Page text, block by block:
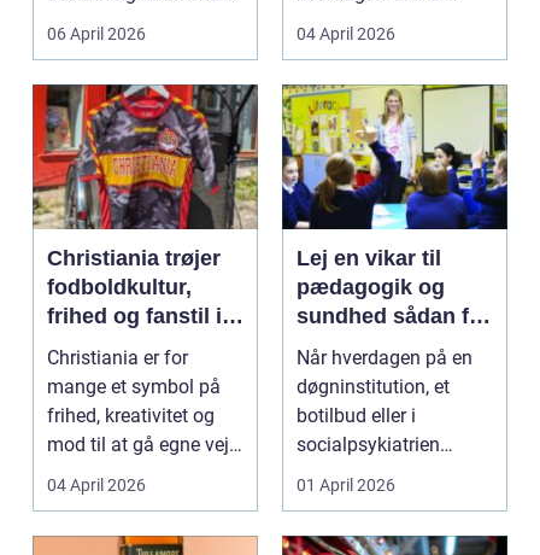
både føle si...
06 April 2026
meget at holde styr på,
04 April 2026
Christiania trøjer
fodboldkultur,
frihed og fanstil i
ét
Christiania er for
mange et symbol på
frihed, kreativitet og
mod til at gå egne veje.
Den samme ånd ...
04 April 2026
Lej en vikar til
pædagogik og
sundhed sådan får
du den rette hjælp
Når hverdagen på en
døgninstitution, et
botilbud eller i
socialpsykiatrien
pludselig ændrer sig,
kan...
01 April 2026